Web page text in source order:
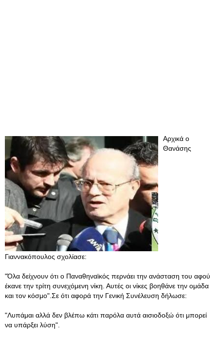
Αρχικά ο
Θανάσης
Γιαννακόπουλος σχολίασε:
"Όλα δείχνουν ότι ο Παναθηναϊκός περνάει την ανάσταση του αφού
έκανε την τρίτη συνεχόμενη νίκη. Αυτές οι νίκες βοηθάνε την ομάδα
και τον κόσμο".Σε ότι αφορά την Γενική Συνέλευση δήλωσε:
"Λυπάμαι αλλά δεν βλέπω κάτι παρόλα αυτά αισιοδοξώ ότι μπορεί
να υπάρξει λύση".